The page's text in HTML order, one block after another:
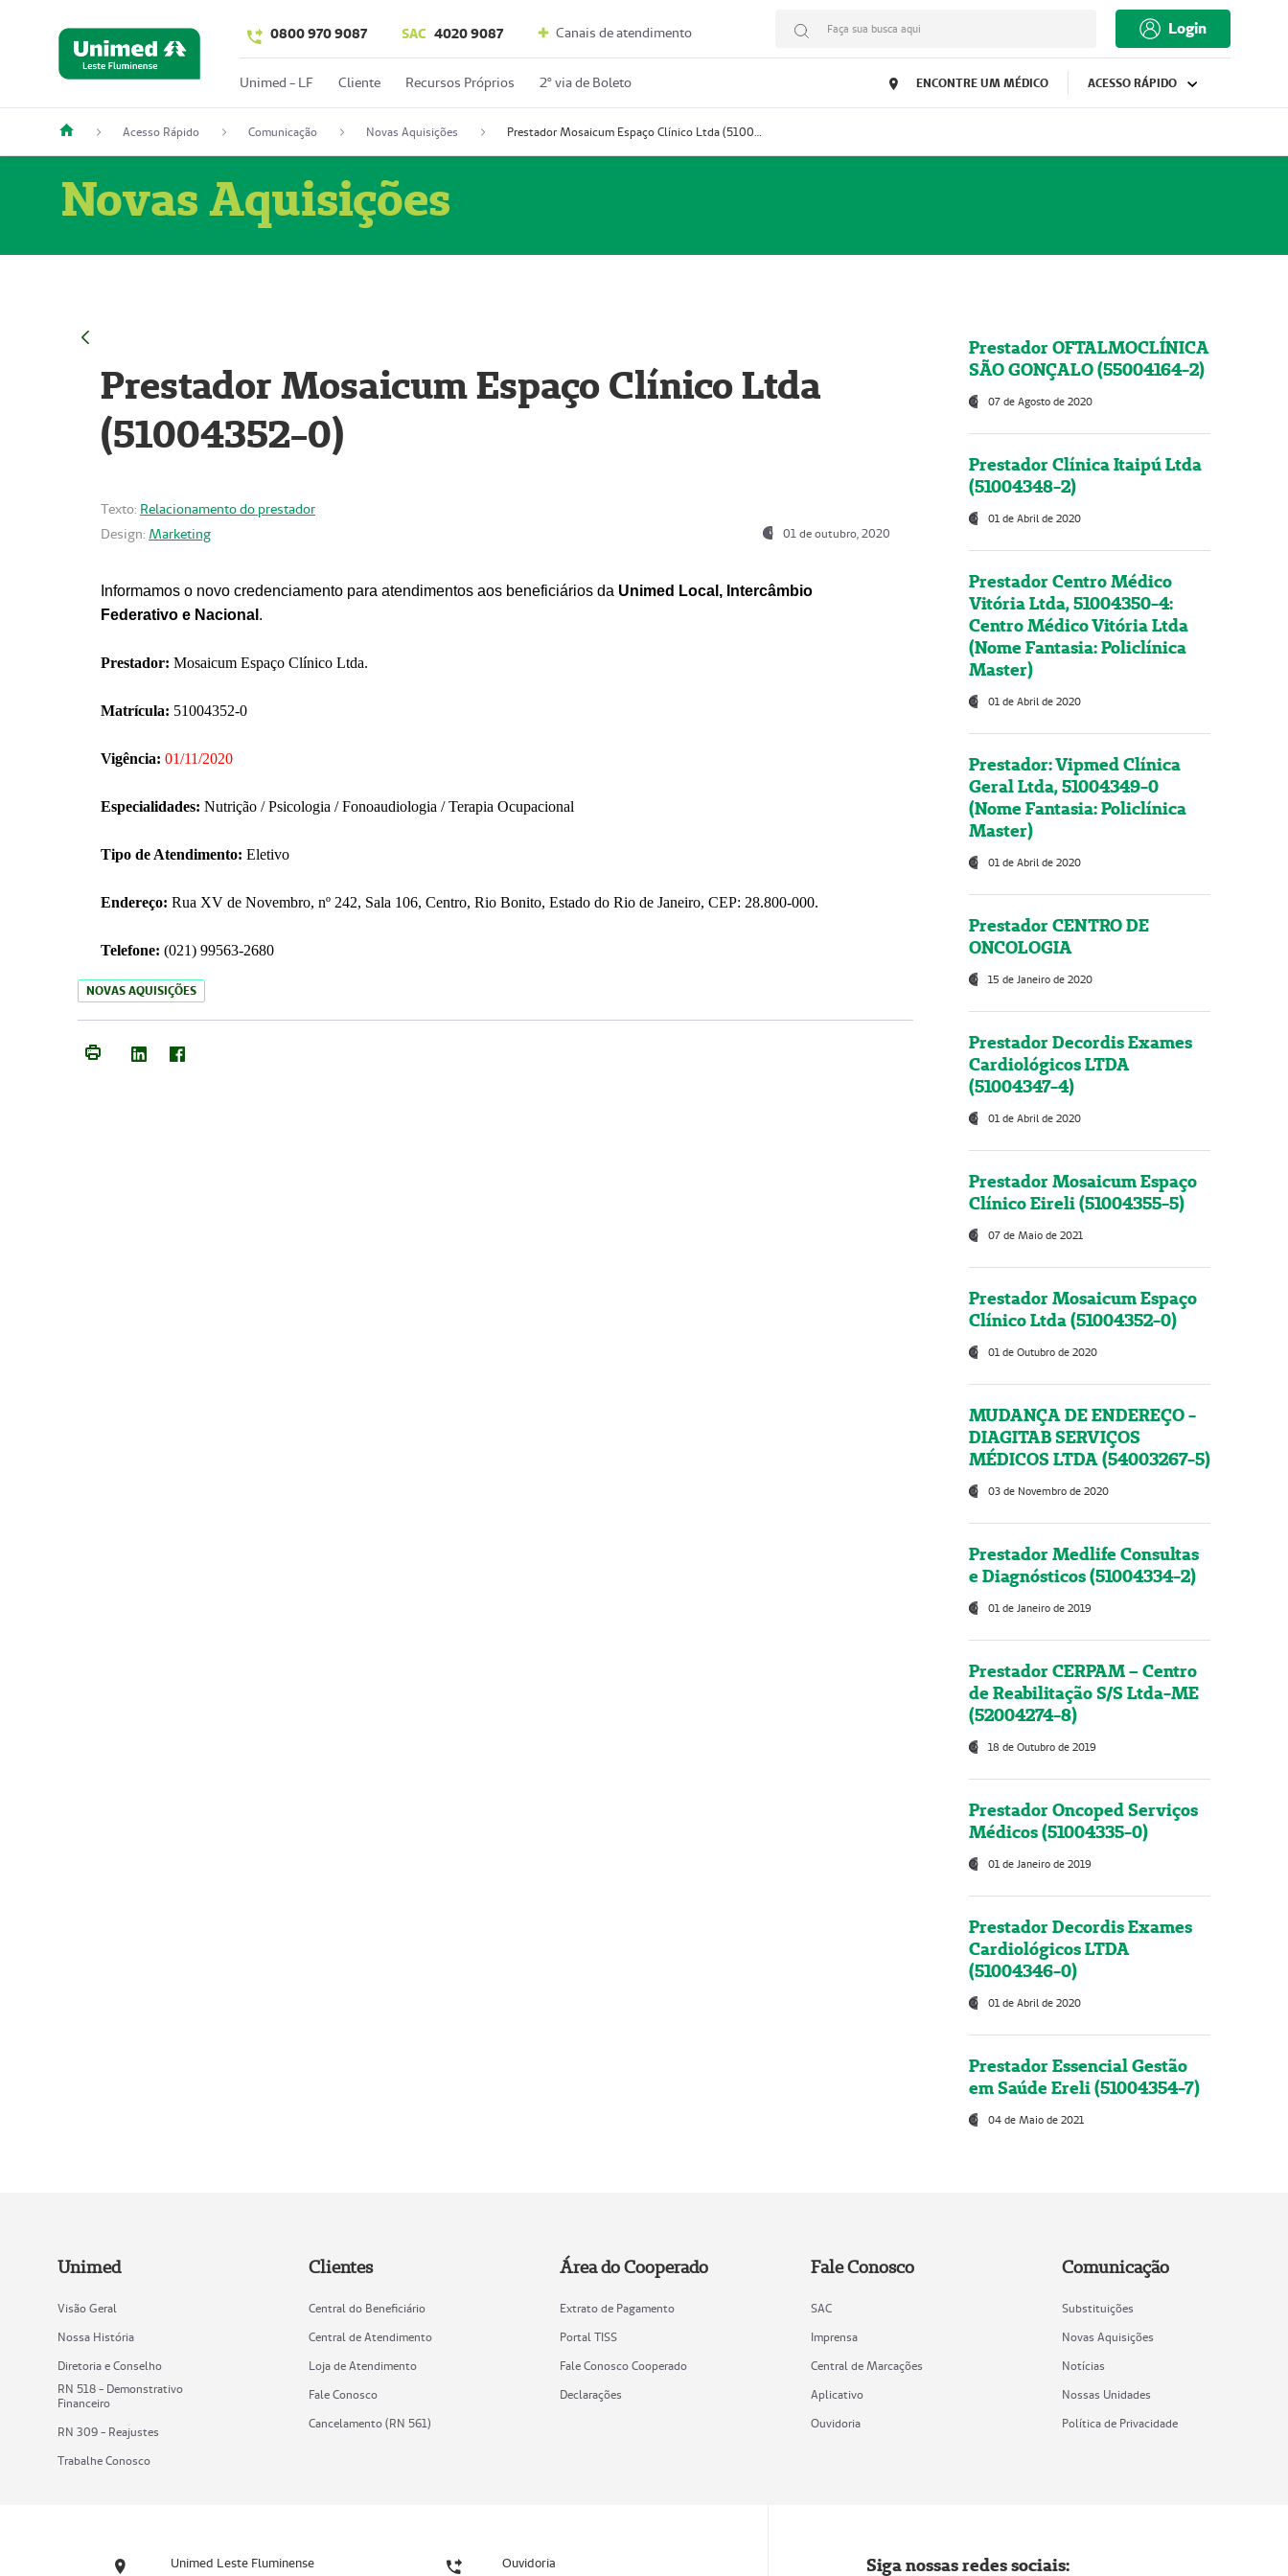
0800 970 9087 SAC 4020 9087 Canais de atendimento Faça sua busca aqui Login
Unimed - LF Cliente Recursos Próprios 2º via de Boleto ENCONTRE UM MÉDICO ACESSO RÁPIDO
Acesso Rápido Comunicação Novas Aquisições Prestador Mosaicum Espaço Clínico Ltda (51004352-0)
Novas Aquisições
Prestador Mosaicum Espaço Clínico Ltda
(51004352-0)
Texto: Relacionamento do prestador
Design: Marketing 01 de outubro, 2020
Informamos o novo credenciamento para atendimentos aos beneficiários da Unimed Local, Intercâmbio
Federativo e Nacional .
Prestador: Mosaicum Espaço Clínico Ltda.
Matrícula: 51004352-0
Vigência: 01/11/2020
Especialidades: Nutrição / Psicologia / Fonoaudiologia / Terapia Ocupacional
Tipo de Atendimento: Eletivo
Endereço: Rua XV de Novembro, nº 242, Sala 106, Centro, Rio Bonito, Estado do Rio de Janeiro, CEP: 28.800-000.
Telefone: (021) 99563-2680
NOVAS AQUISIÇÕES
Prestador OFTALMOCLÍNICA
SÃO GONÇALO (55004164-2)
07 de Agosto de 2020
Prestador Clínica Itaipú Ltda
(51004348-2)
01 de Abril de 2020
Prestador Centro Médico
Vitória Ltda, 51004350-4:
Centro Médico Vitória Ltda
(Nome Fantasia: Policlínica
Master)
01 de Abril de 2020
Prestador: Vipmed Clínica
Geral Ltda, 51004349-0
(Nome Fantasia: Policlínica
Master)
01 de Abril de 2020
Prestador CENTRO DE
ONCOLOGIA
15 de Janeiro de 2020
Prestador Decordis Exames
Cardiológicos LTDA
(51004347-4)
01 de Abril de 2020
Prestador Mosaicum Espaço
Clínico Eireli (51004355-5)
07 de Maio de 2021
Prestador Mosaicum Espaço
Clínico Ltda (51004352-0)
01 de Outubro de 2020
MUDANÇA DE ENDEREÇO -
DIAGITAB SERVIÇOS
MÉDICOS LTDA (54003267-5)
03 de Novembro de 2020
Prestador Medlife Consultas
e Diagnósticos (51004334-2)
01 de Janeiro de 2019
Prestador CERPAM – Centro
de Reabilitação S/S Ltda-ME
(52004274-8)
18 de Outubro de 2019
Prestador Oncoped Serviços
Médicos (51004335-0)
01 de Janeiro de 2019
Prestador Decordis Exames
Cardiológicos LTDA
(51004346-0)
01 de Abril de 2020
Prestador Essencial Gestão
em Saúde Ereli (51004354-7)
04 de Maio de 2021
Unimed
Visão Geral
Nossa História
Diretoria e Conselho
RN 518 - Demonstrativo
Financeiro
RN 309 - Reajustes
Trabalhe Conosco
Clientes
Central do Beneficiário
Central de Atendimento
Loja de Atendimento
Fale Conosco
Cancelamento (RN 561)
Área do Cooperado
Extrato de Pagamento
Portal TISS
Fale Conosco Cooperado
Declarações
Fale Conosco
SAC
Imprensa
Central de Marcações
Aplicativo
Ouvidoria
Comunicação
Substituições
Novas Aquisições
Notícias
Nossas Unidades
Política de Privacidade
Unimed Leste Fluminense Ouvidoria Siga nossas redes sociais: